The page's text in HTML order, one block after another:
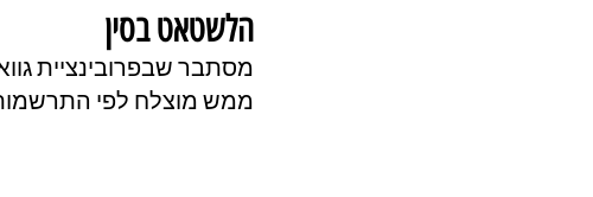
הלשטאט בסין
ממש מוצלח לפי התרשמותי